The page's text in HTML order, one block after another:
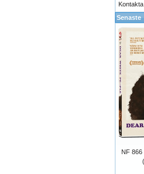
Senaste
NF 866